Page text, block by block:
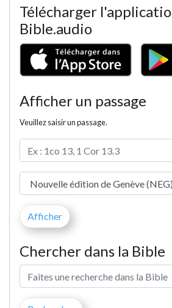
Télécharger
Bible.audio
Afficher un passage
Veuillez saisir un passage.
Chercher dans la Bible